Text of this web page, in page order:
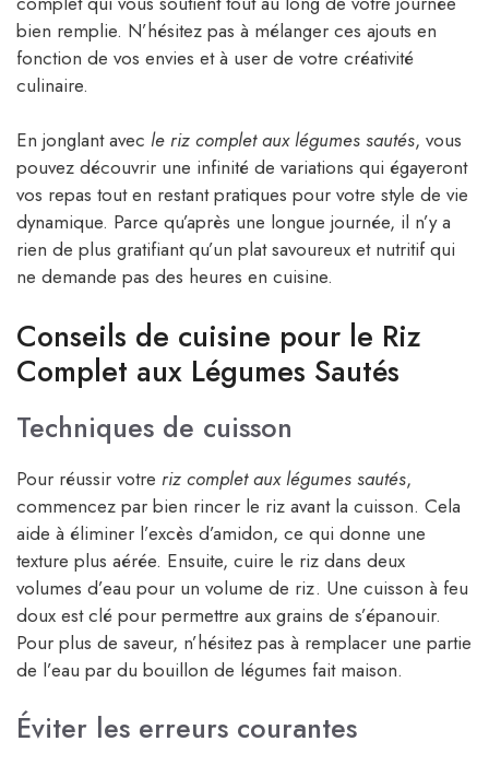
bien remplie. N’hésitez pas à mélanger ces ajouts en
fonction de vos envies et à user de votre créativité
culinaire.
En jonglant avec le riz complet aux légumes sautés, vous
pouvez découvrir une infinité de variations qui égayeront
vos repas tout en restant pratiques pour votre style de vie
dynamique. Parce qu’après une longue journée, il n’y a
rien de plus gratifiant qu’un plat savoureux et nutritif qui
ne demande pas des heures en cuisine.
Conseils de cuisine pour le Riz
Complet aux Légumes Sautés
Techniques de cuisson
Pour réussir votre riz complet aux légumes sautés,
commencez par bien rincer le riz avant la cuisson. Cela
aide à éliminer l’excès d’amidon, ce qui donne une
texture plus aérée. Ensuite, cuire le riz dans deux
volumes d’eau pour un volume de riz. Une cuisson à feu
doux est clé pour permettre aux grains de s’épanouir.
Pour plus de saveur, n’hésitez pas à remplacer une partie
de l’eau par du bouillon de légumes fait maison.
Éviter les erreurs courantes